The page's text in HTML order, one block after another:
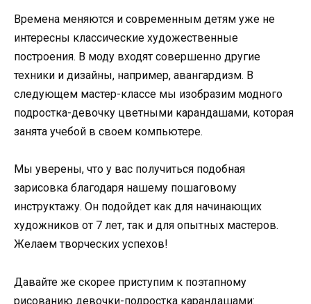
Времена меняются и современным детям уже не
интересны классические художественные
построения. В моду входят совершенно другие
техники и дизайны, например, авангардизм. В
следующем мастер-классе мы изобразим модного
подростка-девочку цветными карандашами, которая
занята учебой в своем компьютере.
Мы уверены, что у вас получиться подобная
зарисовка благодаря нашему пошаговому
инструктажу. Он подойдет как для начинающих
художников от 7 лет, так и для опытных мастеров.
Желаем творческих успехов!
Давайте же скорее приступим к поэтапному
рисованию девочки-подростка карандашами: